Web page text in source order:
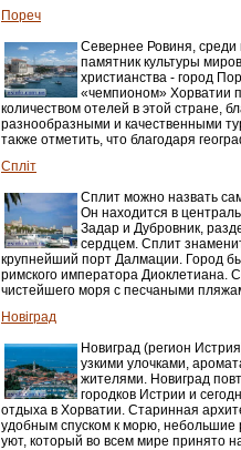
Пореч
Севернее Ровиня,
памятник культуры
христианства - город
«чемпионом» Хорватии
количеством отелей в этой стране,
разнообразными и качественными
также отметить, что благодаря
Спліт
Сплит можно назвать
Он находится в
Задар и Дубровник,
сердцем. Сплит
крупнейший порт Далмации. Город
римского императора Диоклетиана.
чистейшего моря с песчаными
Новіград
Новиград (регион
узкими улочками,
жителями. Новиград
городков Истрии и
отдыха в Хорватии. Старинная
удобным спуском к морю, небольшие
уют, который во всем мире принято